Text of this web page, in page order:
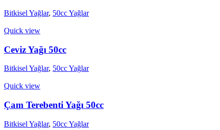
Bitkisel Yağlar, 50cc Yağlar
Quick view
Ceviz Yağı 50cc
Bitkisel Yağlar, 50cc Yağlar
Quick view
Çam Terebenti Yağı 50cc
Bitkisel Yağlar, 50cc Yağlar